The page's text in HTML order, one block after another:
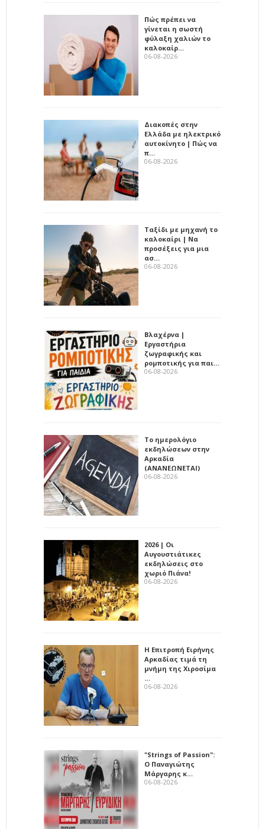
Πώς πρέπει να
γίνεται η σωστή
φύλαξη χαλιών το
καλοκαίρ…
06-08-2026
Διακοπές στην
Ελλάδα με ηλεκτρικό
αυτοκίνητο | Πώς να
π…
06-08-2026
Ταξίδι με μηχανή το
καλοκαίρι | Να
προσέξεις για μια
ασ…
06-08-2026
Βλαχέρνα |
Εργαστήρια
ζωγραφικής και
ρομποτικής για παι…
06-08-2026
Το ημερολόγιο
εκδηλώσεων στην
Αρκαδία
(ΑΝΑΝΕΩΝΕΤΑΙ)
06-08-2026
2026 | Οι
Αυγουστιάτικες
εκδηλώσεις στο
χωριό Πιάνα!
06-08-2026
Η Επιτροπή Ειρήνης
Αρκαδίας τιμά τη
μνήμη της Χιροσίμα
…
06-08-2026
"Strings of Passion":
Ο Παναγιώτης
Μάργαρης κ…
06-08-2026